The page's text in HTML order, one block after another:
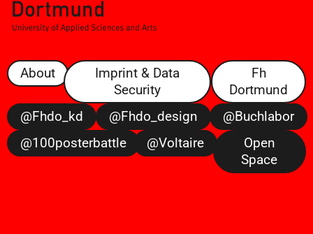
About
Imprint & Data
Security
Fh
Dortmund
@fhdo_kd
@fhdo_design
@buchlabor
@100posterbattle
@voltaire
Open
Space